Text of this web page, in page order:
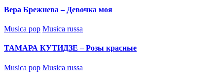
Вера Брежнева – Девочка моя
Posted
Musica pop Musica russa
ТАМАРА КУТИДЗЕ – Розы красные
Posted
Musica pop Musica russa